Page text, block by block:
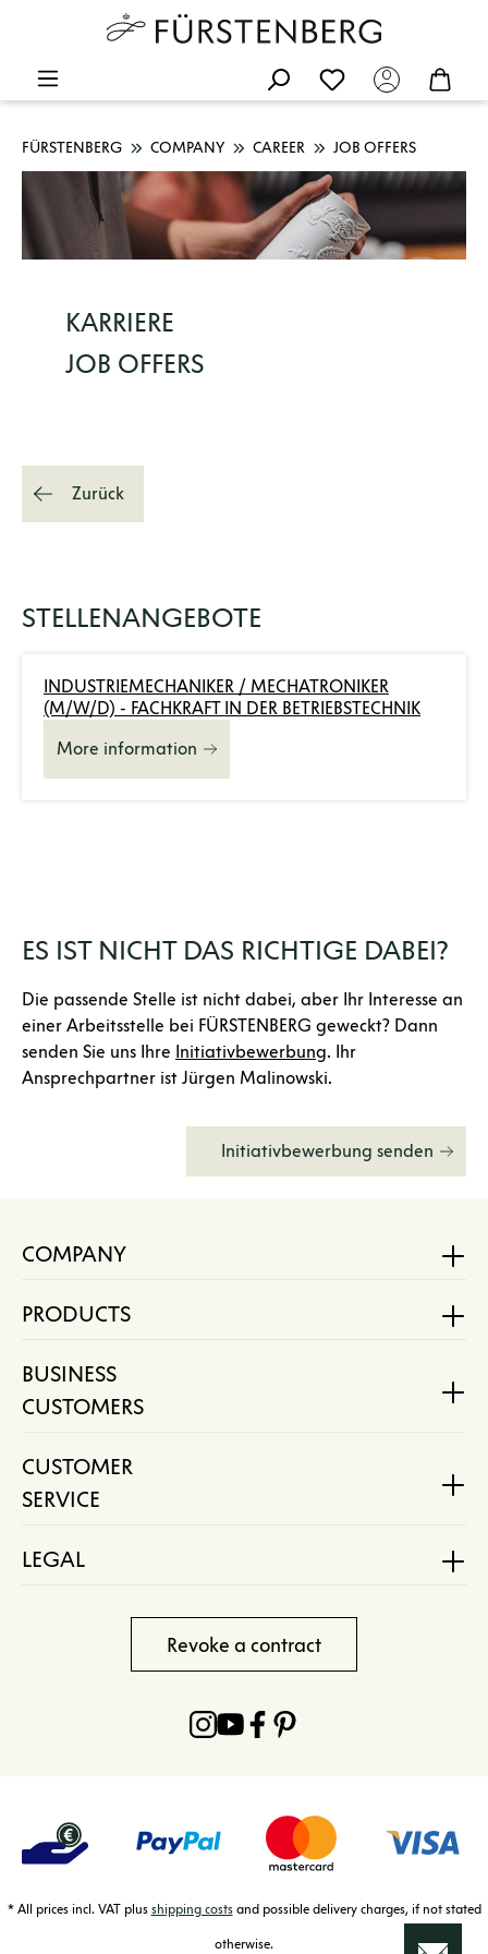
FÜRSTENBERG COMPANY CAREER JOB OFFERS
KARRIERE
JOB OFFERS
Zurück
STELLENANGEBOTE
INDUSTRIEMECHANIKER / MECHATRONIKER
(M/W/D) - FACHKRAFT IN DER BETRIEBSTECHNIK
More information
ES IST NICHT DAS RICHTIGE DABEI?
Die passende Stelle ist nicht dabei, aber Ihr Interesse an
einer Arbeitsstelle bei FÜRSTENBERG geweckt? Dann
senden Sie uns Ihre Initiativbewerbung. Ihr
Ansprechpartner ist Jürgen Malinowski.
Initiativbewerbung senden
COMPANY
PRODUCTS
BUSINESS
CUSTOMERS
CUSTOMER
SERVICE
LEGAL
Revoke a contract
* All prices incl. VAT plus shipping costsand possible delivery charges, if not stated
otherwise.